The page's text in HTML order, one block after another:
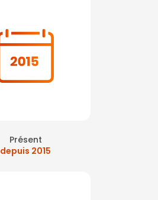
Présent
depuis 2015